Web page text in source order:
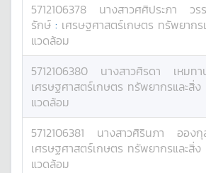
5712106378 นางสาวศศิประภา
วร
รักษ์ : เศรษฐศาสตร์เกษตร ทรัพยากร
แวดล้อม
5712106380 นางสาวศิรดา เหมท
เศรษฐศาสตร์เกษตร ทรัพยากรและสิ่ง
แวดล้อม
5712106381 นางสาวศิรินภา อองกุ
เศรษฐศาสตร์เกษตร ทรัพยากรและสิ่ง
แวดล้อม